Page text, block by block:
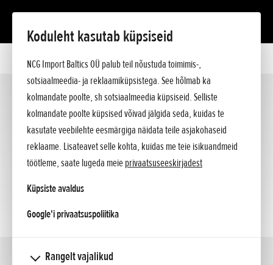
Koduleht kasutab küpsiseid
NCG Import Baltics OÜ palub teil nõustuda toimimis-,
sotsiaalmeedia- ja reklaamiküpsistega. See hõlmab ka
kolmandate poolte, sh sotsiaalmeedia küpsiseid. Selliste
kolmandate poolte küpsised võivad jälgida seda, kuidas te
kasutate veebilehte eesmärgiga näidata teile asjakohaseid
reklaame. Lisateavet selle kohta, kuidas me teie isikuandmeid
töötleme, saate lugeda meieprivaatsuseeskirjadest
Küpsiste avaldus
Google'i privaatsuspoliitikaopens in a new tab
Rangelt vajalikud
Rollerid/125cc
ATV
Offroad
Supersport(4)